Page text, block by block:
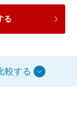
る
較する